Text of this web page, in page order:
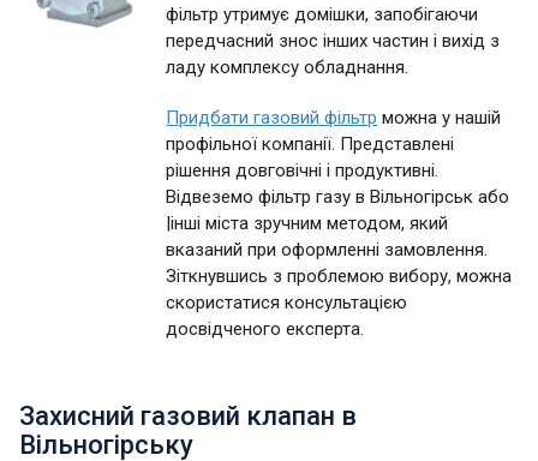
фільтр утримує домішки, запобігаючи
передчасний знос інших частин і вихід з
ладу комплексу обладнання.
Придбати газовий фільтр можна у нашій
профільної компанії. Представлені
рішення довговічні і продуктивні.
Відвеземо фільтр газу в Вільногірськ або
|інші міста зручним методом, який
вказаний при оформленні замовлення.
Зіткнувшись з проблемою вибору, можна
скористатися консультацією
досвідченого експерта.
Захисний газовий клапан в
Вільногірську